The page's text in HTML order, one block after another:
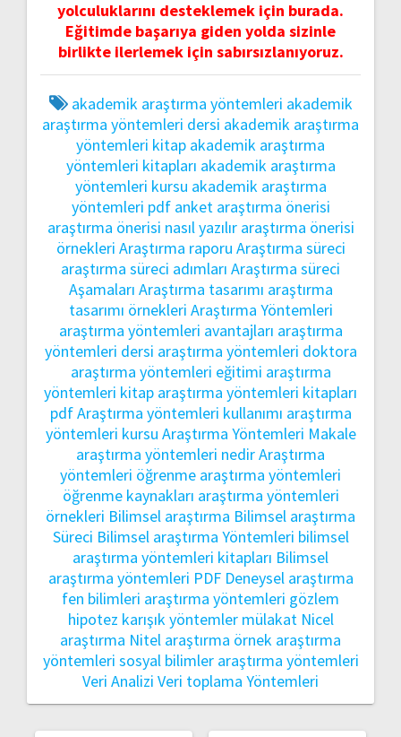
yolculuklarını desteklemek için burada.
Eğitimde başarıya giden yolda sizinle
birlikte ilerlemek için sabırsızlanıyoruz.
akademik araştırma yöntemleri akademik
araştırma yöntemleri dersi akademik araştırma
yöntemleri kitap akademik araştırma
yöntemleri kitapları akademik araştırma
yöntemleri kursu akademik araştırma
yöntemleri pdf anket araştırma önerisi
araştırma önerisi nasıl yazılır araştırma önerisi
örnekleri Araştırma raporu Araştırma süreci
araştırma süreci adımları Araştırma süreci
Aşamaları Araştırma tasarımı araştırma
tasarımı örnekleri Araştırma Yöntemleri
araştırma yöntemleri avantajları araştırma
yöntemleri dersi araştırma yöntemleri doktora
araştırma yöntemleri eğitimi araştırma
yöntemleri kitap araştırma yöntemleri kitapları
pdfAraştırma yöntemleri kullanımı araştırma
yöntemleri kursu Araştırma Yöntemleri Makale
araştırma yöntemleri nedirAraştırma
yöntemleri öğrenme araştırma yöntemleri
öğrenme kaynakları araştırma yöntemleri
örnekleri Bilimsel araştırma Bilimsel araştırma
Süreci Bilimsel araştırma Yöntemleri bilimsel
araştırma yöntemleri kitapları Bilimsel
araştırma yöntemleri PDF Deneysel araştırma
fen bilimleri araştırma yöntemleri gözlem
hipotez karışık yöntemler mülakat Nicel
araştırma Nitel araştırma örnek araştırma
yöntemleri sosyal bilimler araştırma yöntemleri
Veri Analizi Veri toplama Yöntemleri